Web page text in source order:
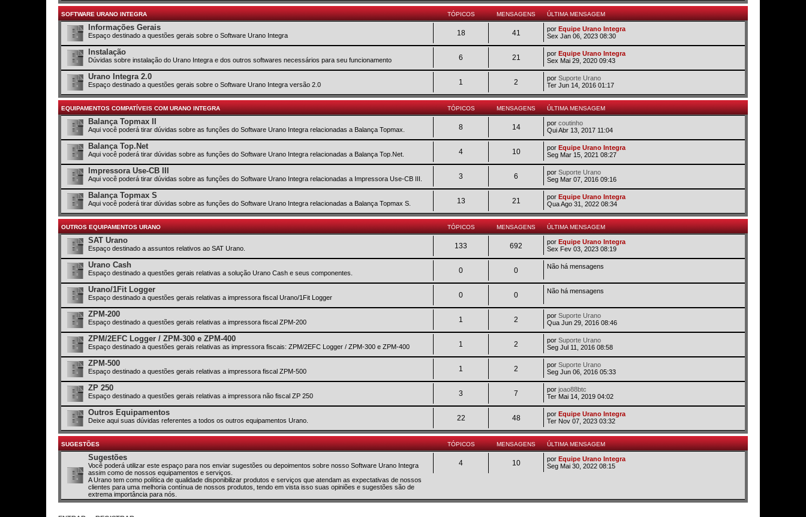
SOFTWARE URANO INTEGRA TÓPICOS MENSAGENS ÚLTIMA MENSAGEM
Informações Gerais
Espaço destinado a questões gerais sobre o Software Urano Integra 18 41 porEquipe Urano Integra
Sex Jan 06, 2023 08:30
Instalação
Dúvidas sobre instalação do Urano Integra e dos outros softwares necessários para seu funcionamento 6 21 porEquipe Urano Integra
Sex Mai 29, 2020 09:43
Urano Integra 2.0
Espaço destinado a questões gerais sobre o Software Urano Integra versão 2.0 1 2 porSuporte Urano
Ter Jun 14, 2016 01:17
EQUIPAMENTOS COMPATÍVEIS COM URANO INTEGRA TÓPICOS MENSAGENS ÚLTIMA MENSAGEM
Balança Topmax II
Aqui você poderá tirar dúvidas sobre as funções do Software Urano Integra relacionadas a Balança Topmax. 8 14 porcoutinho
Qui Abr 13, 2017 11:04
Balança Top.Net
Aqui você poderá tirar dúvidas sobre as funções do Software Urano Integra relacionadas a Balança Top.Net. 4 10 porEquipe Urano Integra
Seg Mar 15, 2021 08:27
Impressora Use-CB III
Aqui você poderá tirar dúvidas sobre as funções do Software Urano Integra relacionadas a Impressora Use-CB III. 3 6 porSuporte Urano
Seg Mar 07, 2016 09:16
Balança Topmax S
Aqui você poderá tirar dúvidas sobre as funções do Software Urano Integra relacionadas a Balança Topmax S. 13 21 porEquipe Urano Integra
Qua Ago 31, 2022 08:34
OUTROS EQUIPAMENTOS URANO TÓPICOS MENSAGENS ÚLTIMA MENSAGEM
SAT Urano
Espaço destinado a assuntos relativos ao SAT Urano. 133 692 porEquipe Urano Integra
Sex Fev 03, 2023 08:19
Urano Cash
Espaço destinado a questões gerais relativas a solução Urano Cash e seus componentes. 0 0 Não há mensagens
Urano/1Fit Logger
Espaço destinado a questões gerais relativas a impressora fiscal Urano/1Fit Logger 0 0 Não há mensagens
ZPM-200
Espaço destinado a questões gerais relativas a impressora fiscal ZPM-200 1 2 porSuporte Urano
Qua Jun 29, 2016 08:46
ZPM/2EFC Logger / ZPM-300 e ZPM-400
Espaço destinado a questões gerais relativas as impressora fiscais: ZPM/2EFC Logger / ZPM-300 e ZPM-400 1 2 porSuporte Urano
Seg Jul 11, 2016 08:58
ZPM-500
Espaço destinado a questões gerais relativas a impressora fiscal ZPM-500 1 2 porSuporte Urano
Seg Jun 06, 2016 05:33
ZP 250
Espaço destinado a questões gerais relativas a impressora não fiscal ZP 250 3 7 porjoao88btc
Ter Mai 14, 2019 04:02
Outros Equipamentos
Deixe aqui suas dúvidas referentes a todos os outros equipamentos Urano. 22 48 porEquipe Urano Integra
Ter Nov 07, 2023 03:32
SUGESTÕES TÓPICOS MENSAGENS ÚLTIMA MENSAGEM
Sugestões
Você poderá utilizar este espaço para nos enviar sugestões ou depoimentos sobre nosso Software Urano Integra
assim como de nossos equipamentos e serviços.
A Urano tem como política de qualidade disponibilizar produtos e serviços que atendam as expectativas de nossos
clientes para uma melhoria contínua de nossos produtos, tendo em vista isso suas opiniões e sugestões são de
extrema importância para nós.
4 10 porEquipe Urano Integra
Seg Mai 30, 2022 08:15